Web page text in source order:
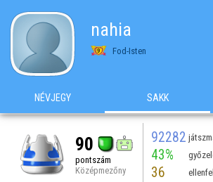
nahia
Fod-Isten
NÉVJEGY SAKK
90
pontszám
Középmezőny
92282
43%
36